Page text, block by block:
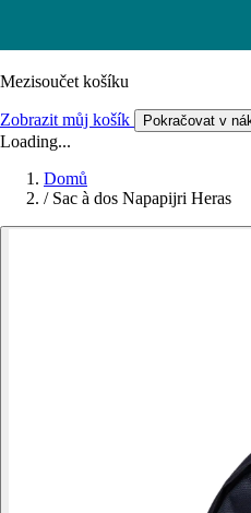
Mezisoučet košíku
Zobrazit můj košík Pokračovat v
Loading...
Domů
/ Sac à dos Napapijri Heras